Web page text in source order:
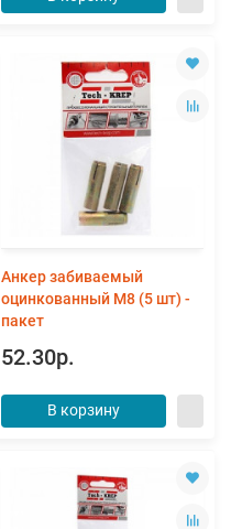
Анкер забиваемый
оцинкованный М8 (5 шт) -
пакет
52.30р.
В корзину